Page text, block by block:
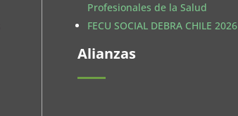
Profesionales de la Salud
FECU SOCIAL DEBRA CHILE 2026
Alianzas